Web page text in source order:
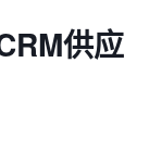
供应